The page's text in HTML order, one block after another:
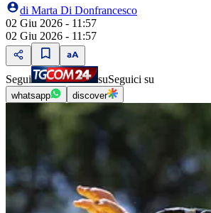
di Marta Di Donfrancesco
02 Giu 2026 - 11:57
02 Giu 2026 - 11:57
Segui suSeguici su
whatsapp discover